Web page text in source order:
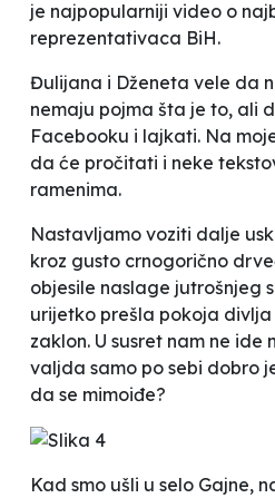
je najpopularniji video o
reprezentativaca BiH.
Đulijana i Dženeta vele da
nemaju pojma šta je to, ali
Facebooku i lajkati. Na
da će pročitati i neke
ramenima.
Nastavljamo voziti dalje
kroz gusto crnogorično
objesile naslage jutrošnjeg
urijetko prešla pokoja
zaklon. U susret nam ne ide
valjda samo po sebi dobro
da se mimoiđe?
Kad smo ušli u selo Gajne,